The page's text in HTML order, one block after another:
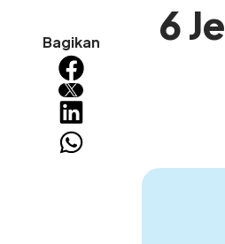
Bagikan
6